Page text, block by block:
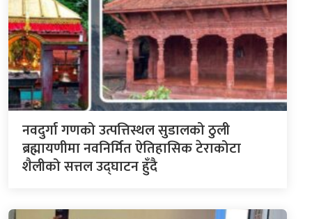
नवदुर्गा गणको उत्पत्तिस्थल सुडालको ठुली
ब्रह्मायणीमा नवनिर्मित ऐतिहासिक टेराकोटा
शैलीको सत्तल उद्घाटन हुँदै